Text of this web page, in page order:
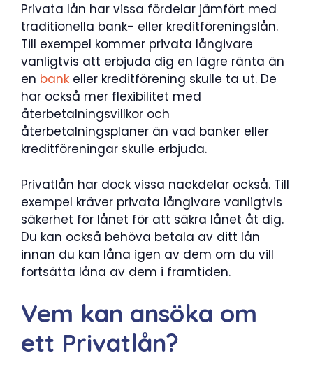
Privata lån har vissa fördelar jämfört med
traditionella bank- eller kreditföreningslån.
Till exempel kommer privata långivare
vanligtvis att erbjuda dig en lägre ränta än
en bank eller kreditförening skulle ta ut. De
har också mer flexibilitet med
återbetalningsvillkor och
återbetalningsplaner än vad banker eller
kreditföreningar skulle erbjuda.
Privatlån har dock vissa nackdelar också. Till
exempel kräver privata långivare vanligtvis
säkerhet för lånet för att säkra lånet åt dig.
Du kan också behöva betala av ditt lån
innan du kan låna igen av dem om du vill
fortsätta låna av dem i framtiden.
Vem kan ansöka om
ett Privatlån?